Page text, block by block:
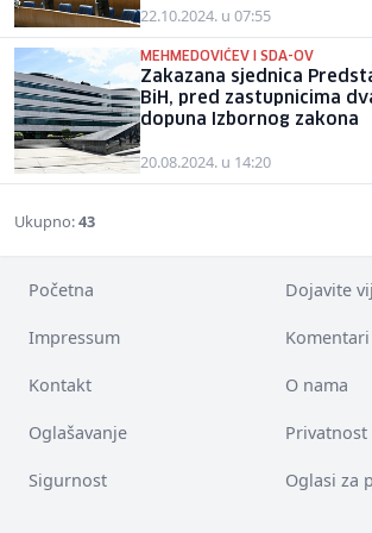
22.10.2024. u 07:55
MEHMEDOVIĆEV I SDA-OV
Zakazana sjednica
BiH, pred zastupnicima
dopuna Izbornog zakona
20.08.2024. u 14:20
Ukupno:43
Početna Dojavite
Impressum Komentari
Kontakt O nama
Oglašavanje Privatnost
Sigurnost Oglasi za